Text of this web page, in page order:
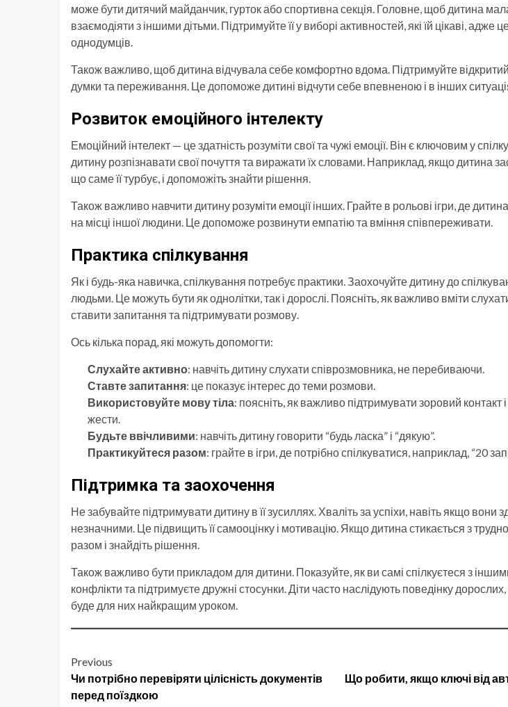
може бути дитячий майданчик, гурток або спортивна секція. Головне, щоб дитина
взаємодіяти з іншими дітьми. Підтримуйте її у виборі активностей, які їй цікаві, адже
однодумців.
Також важливо, щоб дитина відчувала себе комфортно вдома. Підтримуйте відкритий
думки та переживання. Це допоможе дитині відчути себе впевненою і в інших
Розвиток емоційного інтелекту
Емоційний інтелект — це здатність розуміти свої та чужі емоції. Він є ключовим у
дитину розпізнавати свої почуття та виражати їх словами. Наприклад, якщо дитина
що саме її турбує, і допоможіть знайти рішення.
Також важливо навчити дитину розуміти емоції інших. Грайте в рольові ігри, де
на місці іншої людини. Це допоможе розвинути емпатію та вміння співпереживати.
Практика спілкування
Як і будь-яка навичка, спілкування потребує практики. Заохочуйте дитину до
людьми. Це можуть бути як однолітки, так і дорослі. Поясніть, як важливо вміти
ставити запитання та підтримувати розмову.
Ось кілька порад, які можуть допомогти:
Слухайте активно: навчіть дитину слухати співрозмовника, не перебиваючи.
Ставте запитання: це показує інтерес до теми розмови.
Використовуйте мову тіла: поясніть, як важливо підтримувати зоровий контакт
жести.
Будьте ввічливими: навчіть дитину говорити “будь ласка” і “дякую”.
Практикуйтеся разом: грайте в ігри, де потрібно спілкуватися, наприклад, “20
Підтримка та заохочення
Не забувайте підтримувати дитину в її зусиллях. Хваліть за успіхи, навіть якщо вони
незначними. Це підвищить її самооцінку і мотивацію. Якщо дитина стикається з
разом і знайдіть рішення.
Також важливо бути прикладом для дитини. Показуйте, як ви самі спілкуєтеся з
конфлікти та підтримуєте дружні стосунки. Діти часто наслідують поведінку
буде для них найкращим уроком.
Post
navigation
Previous
Чи потрібно перевіряти цілісність документів
перед поїздкою
Що робити, якщо ключі від